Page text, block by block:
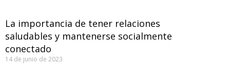
La importancia de tener relaciones
saludables y mantenerse socialmente
conectado
14 de junio de 2023